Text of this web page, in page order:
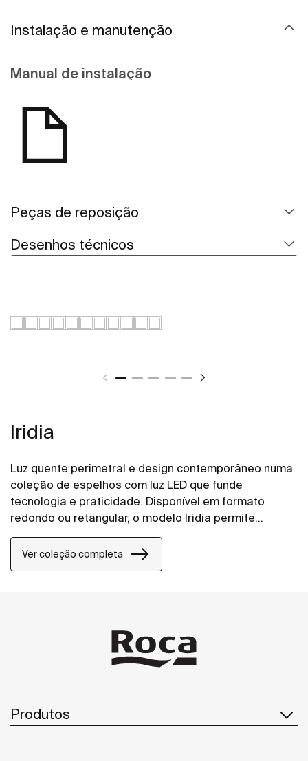
Instalação e manutenção
Manual de instalação
Peças de reposição
Desenhos técnicos
Iridia
Luz quente perimetral e design contemporâneo numa
coleção de espelhos com luz LED que funde
tecnologia e praticidade. Disponível em formato
redondo ou retangular, o modelo Iridia permite
controlar, através de sensores táteis, tanto a
intensidade da luz como a placa anti- embaciamento.​
Ver coleção completa
Produtos